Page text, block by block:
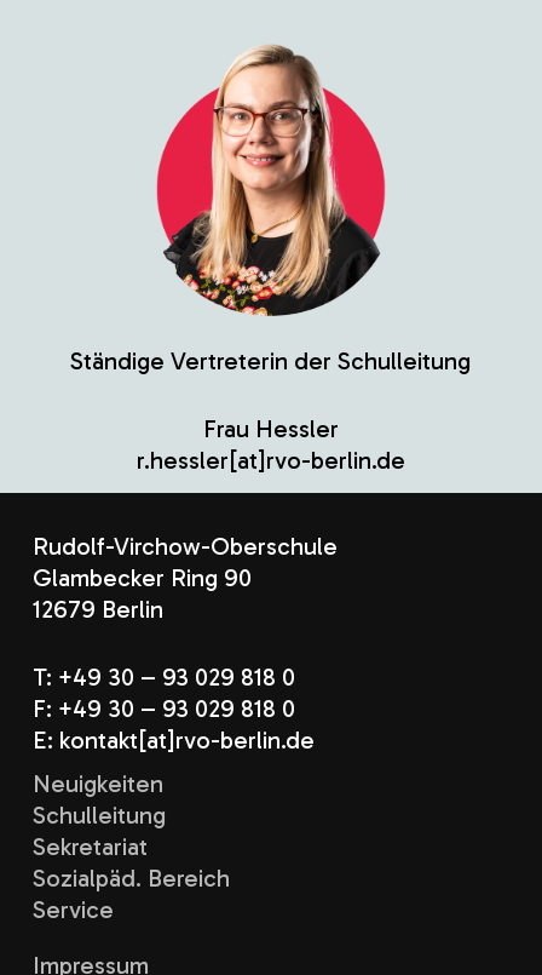
Ständige Vertreterin der Schulleitung
Frau Hessler
r.hessler[at]rvo-berlin.de
Rudolf-Virchow-Oberschule
Glambecker Ring 90
12679 Berlin
T: +49 30 – 93 029 818 0
F: +49 30 – 93 029 818 0
E: kontakt[at]rvo-berlin.de
Neuigkeiten
Schulleitung
Sekretariat
Sozialpäd. Bereich
Service
Impressum